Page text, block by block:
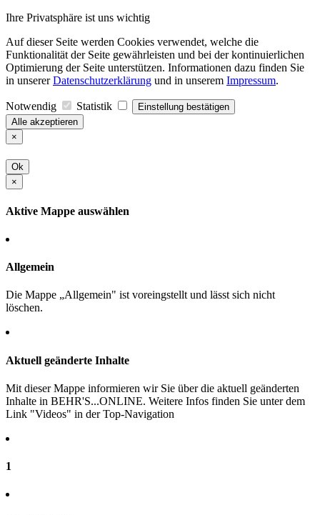
Ihre Privatsphäre ist uns wichtig
Auf dieser Seite werden Cookies verwendet, welche die
Funktionalität der Seite gewährleisten und bei der kontinuierlichen
Optimierung der Seite unterstützen. Informationen dazu finden Sie
in unsererDatenschutzerklärung und in unserem Impressum.
Notwendig Statistik
Einstellung bestätigen
Alle akzeptieren
×
Ok
×
Aktive Mappe auswählen
Allgemein
Die Mappe „Allgemein" ist voreingstellt und lässt sich nicht
löschen.
Aktuell geänderte Inhalte
Mit dieser Mappe informieren wir Sie über die aktuell geänderten
Inhalte in BEHR'S...ONLINE. Weitere Infos finden Sie unter dem
Link "Videos" in der Top-Navigation
1